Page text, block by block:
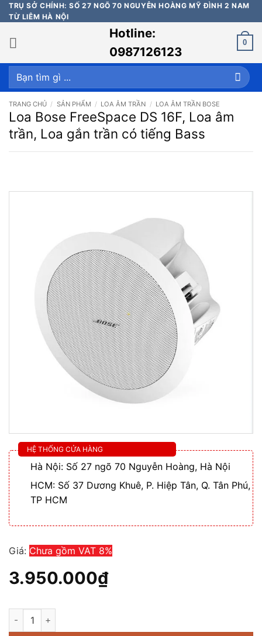
Bỏ
qua
nội
dung
TRỤ SỞ CHÍNH: SỐ 27 NGÕ 70 NGUYỄN HOÀNG MỸ ĐÌNH 2 NAM
TỪ LIÊM HÀ NỘI
Hotline:
0987126123
0
Tìm
kiếm:
TRANG CHỦ / SẢN PHẨM / LOA ÂM TRẦN / LOA ÂM TRẦN BOSE
Loa Bose FreeSpace DS 16F, Loa âm
trần, Loa gắn trần có tiếng Bass
HỆ THỐNG CỬA HÀNG
Hà Nội: Số 27 ngõ 70 Nguyễn Hoàng, Hà Nội
HCM: Số 37 Dương Khuê, P. Hiệp Tân, Q. Tân Phú,
TP HCM
Giá: Chưa gồm VAT 8%
3.950.000₫
Loa Bose FreeSpace DS 16F, Loa âm trần, Loa gắn trần có